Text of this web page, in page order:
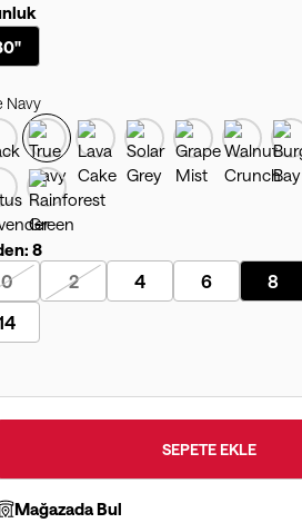
Navy
8
0 2 4 6 8
SEPETE EKLE
Mağazada Bul